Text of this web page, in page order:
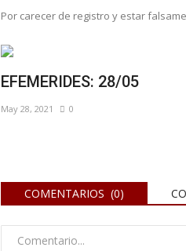
Por carecer de registro y estar
EFEMERIDES: 28/05
May 28, 2021 0
COMENTARIOS (0)